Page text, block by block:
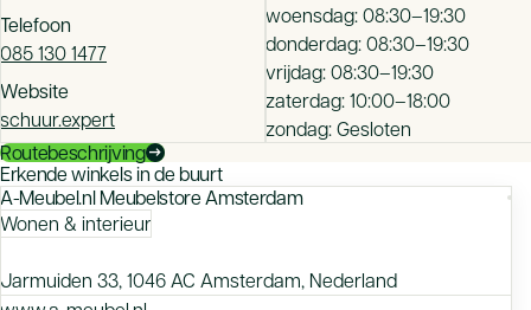
Telefoon
085 130 1477
Website
schuur.expert
woensdag: 08:30–19:30
donderdag: 08:30–19:30
vrijdag: 08:30–19:30
zaterdag: 10:00–18:00
zondag: Gesloten
Routebeschrijvingarrow_right_alt
Erkende winkels in de buurt
A-Meubel.nl Meubelstore Amsterdam
Wonen & interieur
Jarmuiden 33, 1046 AC Amsterdam, Nederland